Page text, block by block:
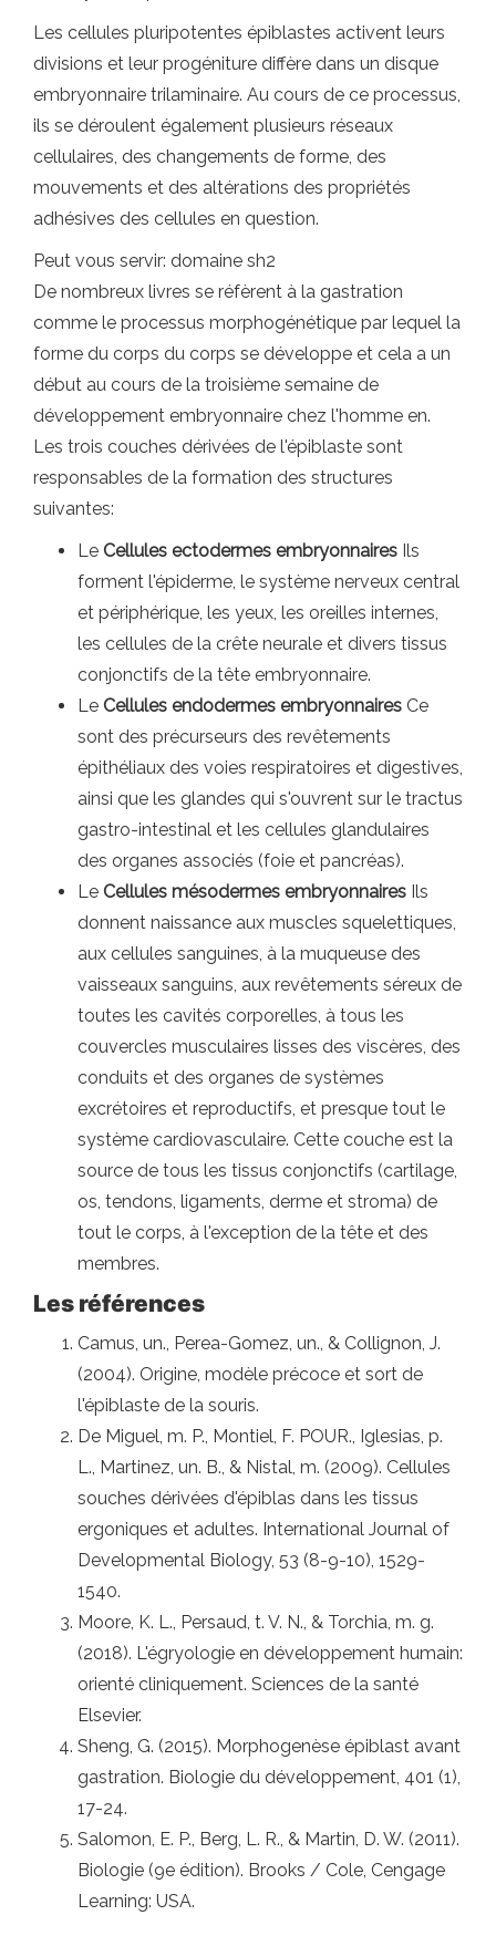
Les cellules pluripotentes épiblastes activent leurs
divisions et leur progéniture diffère dans un disque
embryonnaire trilaminaire. Au cours de ce processus,
ils se déroulent également plusieurs réseaux
cellulaires, des changements de forme, des
mouvements et des altérations des propriétés
adhésives des cellules en question.
Peut vous servir: domaine sh2
De nombreux livres se réfèrent à la gastration
comme le processus morphogénétique par lequel la
forme du corps du corps se développe et cela a un
début au cours de la troisième semaine de
développement embryonnaire chez l'homme en.
Les trois couches dérivées de l'épiblaste sont
responsables de la formation des structures
suivantes:
Le Cellules ectodermes embryonnaires Ils
forment l'épiderme, le système nerveux central
et périphérique, les yeux, les oreilles internes,
les cellules de la crête neurale et divers tissus
conjonctifs de la tête embryonnaire.
Le Cellules endodermes embryonnaires Ce
sont des précurseurs des revêtements
épithéliaux des voies respiratoires et digestives,
ainsi que les glandes qui s'ouvrent sur le tractus
gastro-intestinal et les cellules glandulaires
des organes associés (foie et pancréas).
Le Cellules mésodermes embryonnaires Ils
donnent naissance aux muscles squelettiques,
aux cellules sanguines, à la muqueuse des
vaisseaux sanguins, aux revêtements séreux de
toutes les cavités corporelles, à tous les
couvercles musculaires lisses des viscères, des
conduits et des organes de systèmes
excrétoires et reproductifs, et presque tout le
système cardiovasculaire. Cette couche est la
source de tous les tissus conjonctifs (cartilage,
os, tendons, ligaments, derme et stroma) de
tout le corps, à l'exception de la tête et des
membres.
Les références
Camus, un., Perea-Gomez, un., & Collignon, J.
(2004). Origine, modèle précoce et sort de
l'épiblaste de la souris.
De Miguel, m. P., Montiel, F. POUR., Iglesias, p.
L., Martinez, un. B., & Nistal, m. (2009). Cellules
souches dérivées d'épiblas dans les tissus
ergoniques et adultes. International Journal of
Developmental Biology, 53 (8-9-10), 1529-
1540.
Moore, K. L., Persaud, t. V. N., & Torchia, m. g.
(2018). L'égryologie en développement humain:
orienté cliniquement. Sciences de la santé
Elsevier.
Sheng, G. (2015). Morphogenèse épiblast avant
gastration. Biologie du développement, 401 (1),
17-24.
Salomon, E. P., Berg, L. R., & Martin, D. W. (2011).
Biologie (9e édition). Brooks / Cole, Cengage
Learning: USA.